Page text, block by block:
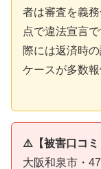
者は審査を義
点で違法宣言
際には返済時
ケースが多数報
⚠️【被害口コミ
大阪和泉市・